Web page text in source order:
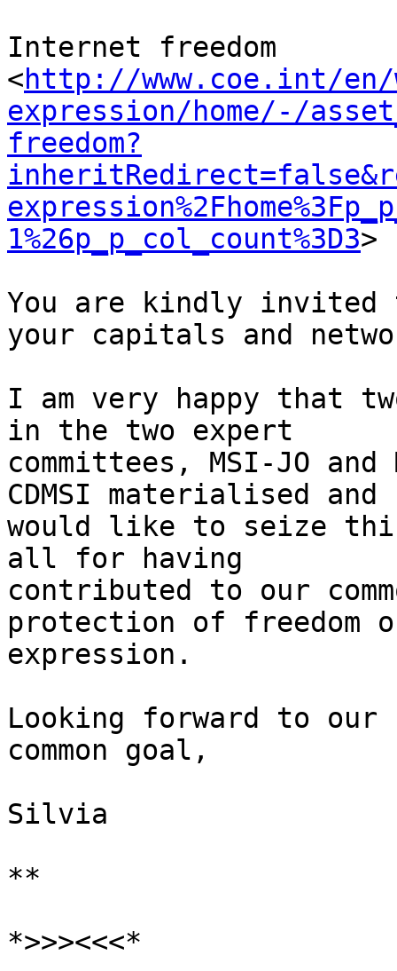
Internet freedom
<http://www.coe.int/en/
expression/home/-/
freedom?
1%26p_p_col_count%3D3>
You are kindly invited
your capitals and
I am very happy that
in the two expert
committees, MSI-JO
CDMSI materialised and
would like to seize
all for having
contributed to our
protection of freedom
expression.
Looking forward to
common goal,
Silvia
**
*>>><<<*